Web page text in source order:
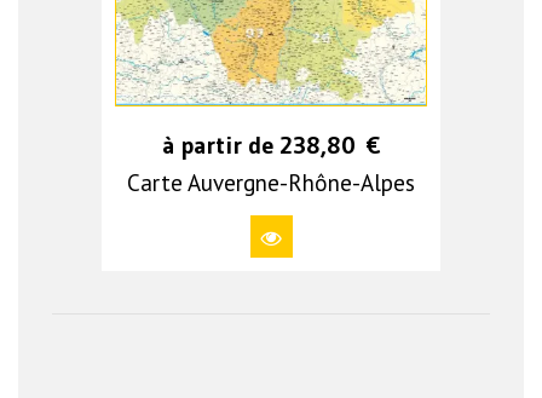
à partir de 238,80 €
Carte Auvergne-Rhône-Alpes